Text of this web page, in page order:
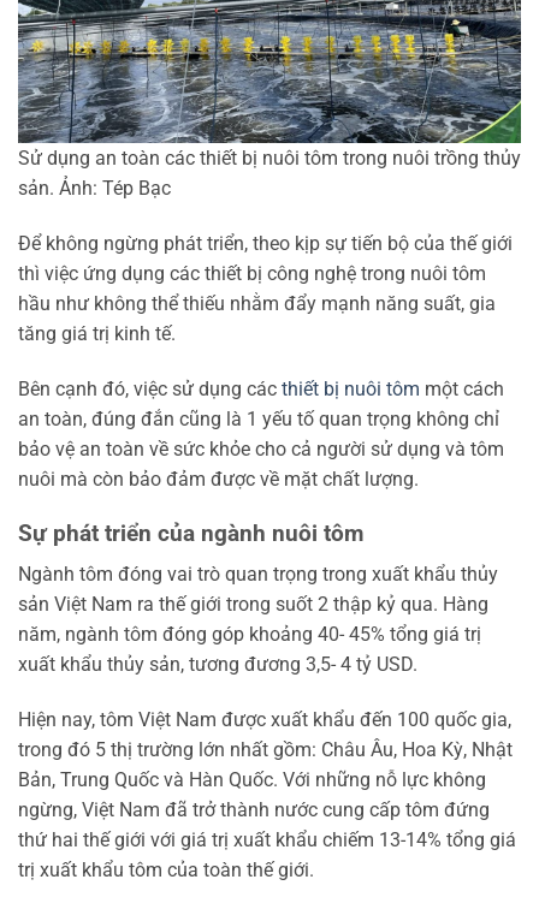
Sử dụng an toàn các thiết bị nuôi tôm trong nuôi trồng thủy
sản. Ảnh: Tép Bạc
Để không ngừng phát triển, theo kịp sự tiến bộ của thế giới
thì việc ứng dụng các thiết bị công nghệ trong nuôi tôm
hầu như không thể thiếu nhằm đẩy mạnh năng suất, gia
tăng giá trị kinh tế.
Bên cạnh đó, việc sử dụng các thiết bị nuôi tôm một cách
an toàn, đúng đắn cũng là 1 yếu tố quan trọng không chỉ
bảo vệ an toàn về sức khỏe cho cả người sử dụng và tôm
nuôi mà còn bảo đảm được về mặt chất lượng.
Sự phát triển của ngành nuôi tôm
Ngành tôm đóng vai trò quan trọng trong xuất khẩu thủy
sản Việt Nam ra thế giới trong suốt 2 thập kỷ qua. Hàng
năm, ngành tôm đóng góp khoảng 40- 45% tổng giá trị
xuất khẩu thủy sản, tương đương 3,5- 4 tỷ USD.
Hiện nay, tôm Việt Nam được xuất khẩu đến 100 quốc gia,
trong đó 5 thị trường lớn nhất gồm: Châu Âu, Hoa Kỳ, Nhật
Bản, Trung Quốc và Hàn Quốc. Với những nỗ lực không
ngừng, Việt Nam đã trở thành nước cung cấp tôm đứng
thứ hai thế giới với giá trị xuất khẩu chiếm 13-14% tổng giá
trị xuất khẩu tôm của toàn thế giới.